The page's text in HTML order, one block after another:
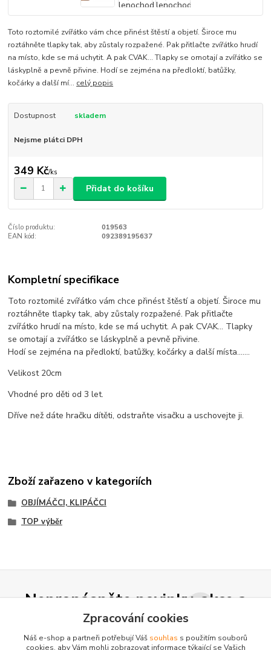
Toto roztomilé zvířátko vám chce přinést štěstí a objetí. Široce mu
roztáhněte tlapky tak, aby zůstaly rozpažené. Pak přitlačte zvířátko hrudí
na místo, kde se má uchytit. A pak CVAK… Tlapky se omotají a zvířátko se
láskyplně a pevně přivine. Hodí se zejména na předloktí, batůžky,
kočárky a další mí... celý popis
Dostupnost skladem
Nejsme plátci DPH
349 Kč/ks
Přidat do košíku
Číslo produktu:
019563
EAN kód:
092389195637
Kompletní specifikace
Toto roztomilé zvířátko vám chce přinést štěstí a objetí. Široce mu
roztáhněte tlapky tak, aby zůstaly rozpažené. Pak přitlačte
zvířátko hrudí na místo, kde se má uchytit. A pak CVAK… Tlapky
se omotají a zvířátko se láskyplně a pevně přivine.
Hodí se zejména na předloktí, batůžky, kočárky a další místa…….
Velikost 20cm
Vhodné pro děti od 3 let.
Dříve než dáte hračku dítěti, odstraňte visačku a uschovejte ji.
Zboží zařazeno v kategoriích
OBJÍMÁČCI, KLIPÁČCI
TOP výběr
Nepropásněte novinky, akce a
slevy!
Zpracování cookies
Náš e-shop a partneři potřebují Váš souhlas s použitím souborů
cookies, aby Vám mohli zobrazovat informace týkající se Vašich